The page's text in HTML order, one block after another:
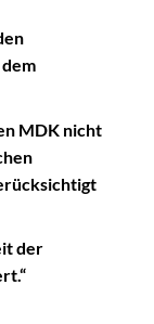
MDK nicht
der